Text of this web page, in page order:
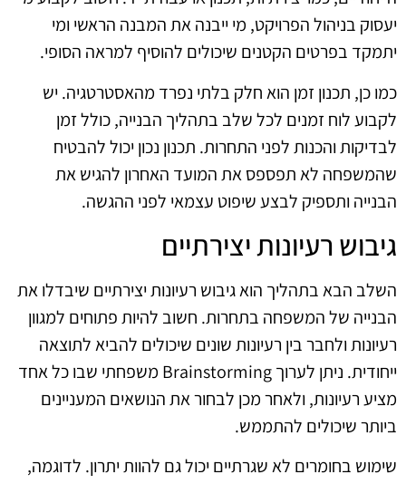
יעסוק בניהול הפרויקט, מי ייבנה את המבנה הראשי ומי
יתמקד בפרטים הקטנים שיכולים להוסיף למראה הסופי.
כמו כן, תכנון זמן הוא חלק בלתי נפרד מהאסטרטגיה. יש
לקבוע לוח זמנים לכל שלב בתהליך הבנייה, כולל זמן
לבדיקות והכנות לפני התחרות. תכנון נכון יכול להבטיח
שהמשפחה לא תפספס את המועד האחרון להגיש את
הבנייה ותספיק לבצע שיפוט עצמאי לפני ההגשה.
גיבוש רעיונות יצירתיים
השלב הבא בתהליך הוא גיבוש רעיונות יצירתיים שיבדלו את
הבנייה של המשפחה בתחרות. חשוב להיות פתוחים למגוון
רעיונות ולחבר בין רעיונות שונים שיכולים להביא לתוצאה
ייחודית. ניתן לערוך Brainstorming משפחתי שבו כל אחד
מציע רעיונות, ולאחר מכן לבחור את הנושאים המעניינים
ביותר שיכולים להתממש.
שימוש בחומרים לא שגרתיים יכול גם להוות יתרון. לדוגמה,